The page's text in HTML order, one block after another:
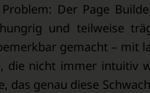
Der Page
und teilweise
gemacht – mit
die nicht immer intuitiv
das genau diese